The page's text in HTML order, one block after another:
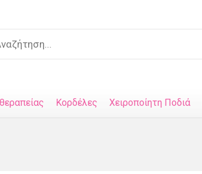
Κορδέλες Χειροποίητη Ποδιά